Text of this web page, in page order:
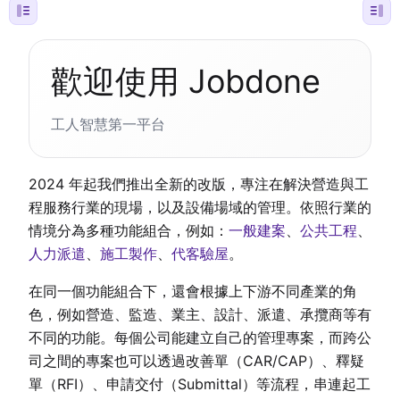
歡迎使用 Jobdone
工人智慧第一平台
2024 年起我們推出全新的改版，專注在解決營造與工
程服務行業的現場，以及設備場域的管理。依照行業的
情境分為多種功能組合，例如： 一般建案、 公共工程、
人力派遣、 施工製作、 代客驗屋。
在同一個功能組合下，還會根據上下游不同產業的角
色，例如營造、監造、業主、設計、派遣、承攬商等有
不同的功能。每個公司能建立自己的管理專案，而跨公
司之間的專案也可以透過改善單（CAR/CAP）、釋疑
單（RFI）、申請交付（Submittal）等流程，串連起工